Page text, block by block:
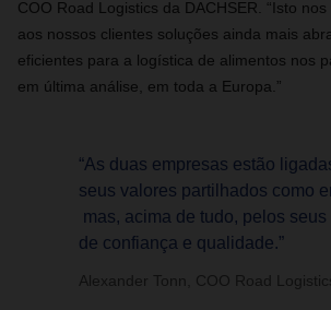
COO Road Logistics da DACHSER. “Isto
aos nossos clientes soluções ainda mais
eficientes para a logística de alimentos nos
em última análise, em toda a Europa.”
“As duas empresas estão
seus valores partilhados como
mas, acima de tudo, pelos
de confiança e qualidade.”
Alexander Tonn, COO Road